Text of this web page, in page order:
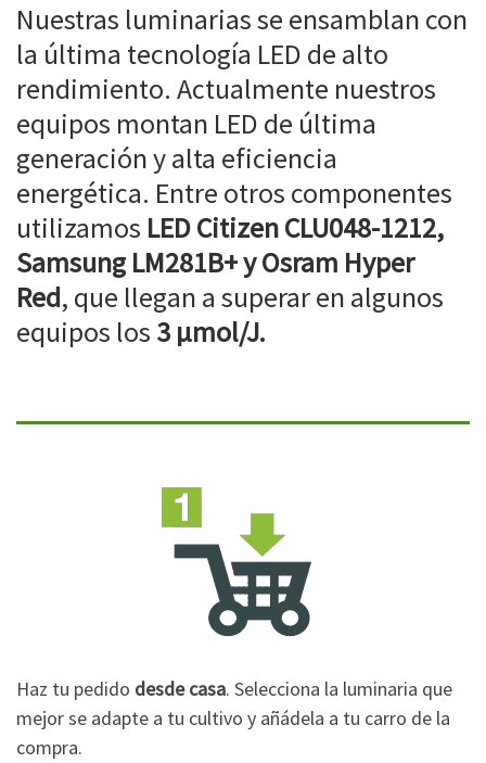
Nuestras luminarias se ensamblan con
la última tecnología LED de alto
rendimiento. Actualmente nuestros
equipos montan LED de última
generación y alta eficiencia
energética. Entre otros componentes
utilizamos LED Citizen CLU048-1212,
Samsung LM281B+ y Osram Hyper
Red, que llegan a superar en algunos
equipos los 3 µmol/J.
Haz tu pedido desde casa. Selecciona la luminaria que
mejor se adapte a tu cultivo y añádela a tu carro de la
compra.